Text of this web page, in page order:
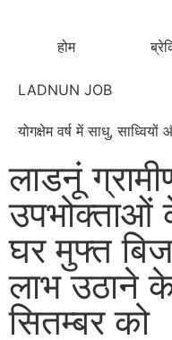
होम
LADNUN JOB
योगक्षेम वर्ष में साधु,
लाडनूं
उपभोक्ताओं
घर मुफ्त
लाभ उठाने
सितम्बर को